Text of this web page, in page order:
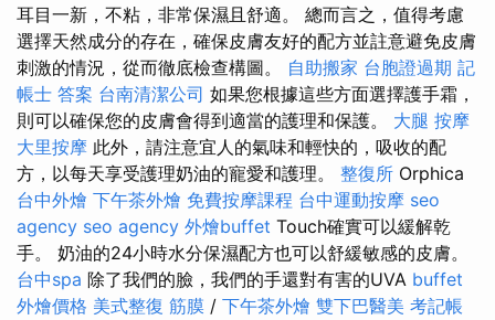
耳目一新，不粘，非常保濕且舒適。 總而言之，值得考慮
選擇天然成分的存在，確保皮膚友好的配方並註意避免皮膚
刺激的情況，從而徹底檢查構圖。 自助搬家 台胞證過期 記
帳士 答案 台南清潔公司 如果您根據這些方面選擇護手霜，
則可以確保您的皮膚會得到適當的護理和保護。 大腿 按摩
大里按摩 此外，請注意宜人的氣味和輕快的，吸收的配
方，以每天享受護理奶油的寵愛和護理。 整復所 Orphica
台中外燴 下午茶外燴 免費按摩課程 台中運動按摩 seo
agency seo agency 外燴buffet Touch確實可以緩解乾
手。 奶油的24小時水分保濕配方也可以舒緩敏感的皮膚。
台中spa 除了我們的臉，我們的手還對有害的UVA buffet
外燴價格 美式整復 筋膜 / 下午茶外燴 雙下巴醫美 考記帳